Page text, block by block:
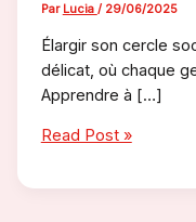
Par Lucia / 29/06/2025
Élargir son cercle
délicat, où chaque
Apprendre à […]
Comment
des
Read Post »